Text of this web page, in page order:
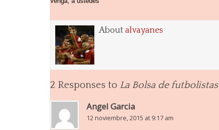
About alvayanes
2 Responses to La Bolsa de futbolistas
Angel Garcia
12 noviembre, 2015 at 9:17 am